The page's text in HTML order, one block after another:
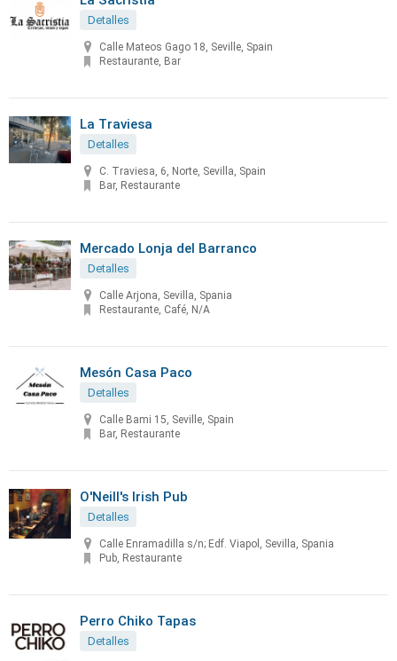
Detalles
Calle Mateos Gago 18, Seville, Spain
Restaurante, Bar
La Traviesa
Detalles
C. Traviesa, 6, Norte, Sevilla, Spain
Bar, Restaurante
Mercado Lonja del Barranco
Detalles
Calle Arjona, Sevilla, Spania
Restaurante, Café, N/A
Mesón Casa Paco
Detalles
Calle Bami 15, Seville, Spain
Bar, Restaurante
O'Neill's Irish Pub
Detalles
Calle Enramadilla s/n; Edf. Viapol, Sevilla, Spania
Pub, Restaurante
Perro Chiko Tapas
Detalles